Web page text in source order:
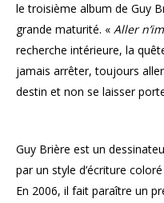
le troisième album de Guy
grande maturité. « Aller
recherche intérieure, la
jamais arrêter, toujours
destin et non se laisser
Guy Brière est un
par un style d’écriture
En 2006, il fait paraître un